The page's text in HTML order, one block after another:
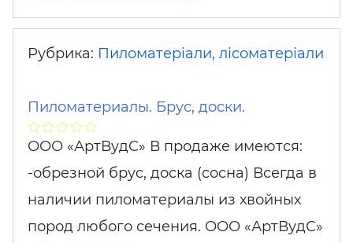
Рубрика: Пиломатеріали, лісоматеріали
Пиломатериалы. Брус, доски.
ООО «АртВудС» В продаже имеются:
-обрезной брус, доска (сосна) Всегда в
наличии пиломатериалы из хвойных
пород любого сечения. ООО «АртВудС»